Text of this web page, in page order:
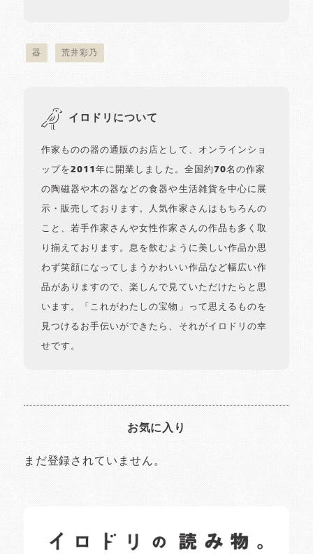
器 荒井彩乃
イロドリについて
作家ものの器の通販のお店として、オンラインショ
ップを2011年に開業しました。全国約70名の作家
の陶磁器や木の器などの食器や生活雑貨を中心に展
示・販売しております。人気作家さんはもちろんの
こと、若手作家さんや女性作家さんの作品も多く取
り揃えております。息を飲むように美しい作品か思
わず笑顔になってしまうかわいい作品など幅広い作
品がありますので、楽しんで見ていただけたらと思
います。「これがわたしの宝物」って思えるものを
見つけるお手伝いができたら、それがイロドリの幸
せです。
お気に入り
まだ登録されていません。
日常の様子など随時更新中です。